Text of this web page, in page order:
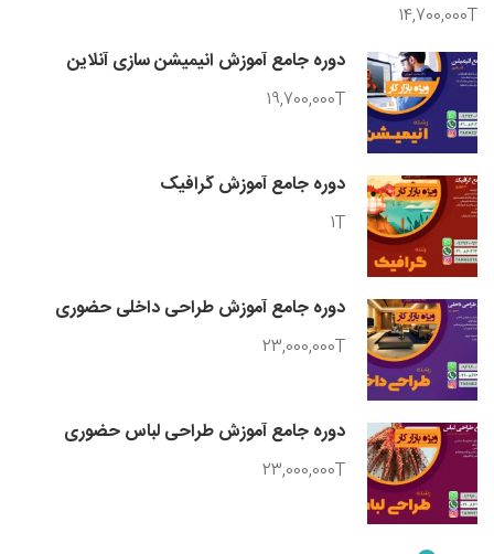
14,700,000T
دوره جامع آموزش انیمیشن سازی آنلاین
19,700,000T
دوره جامع آموزش گرافیک
1T
دوره جامع آموزش طراحی داخلی حضوری
23,000,000T
دوره جامع آموزش طراحی لباس حضوری
23,000,000T